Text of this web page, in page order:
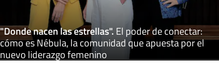
"Donde nacen las estrellas".El poder de conectar:
cómo es Nébula, la comunidad que apuesta por el
nuevo liderazgo femenino